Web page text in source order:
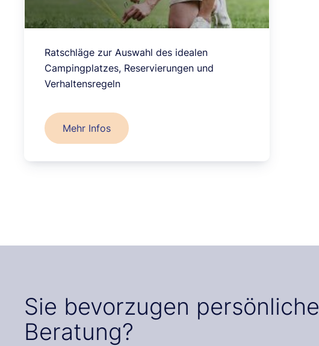
Ratschläge zur Auswahl des idealen
Campingplatzes, Reservierungen und
Verhaltensregeln
Mehr Infos
Sie bevorzugen persönliche
Beratung?